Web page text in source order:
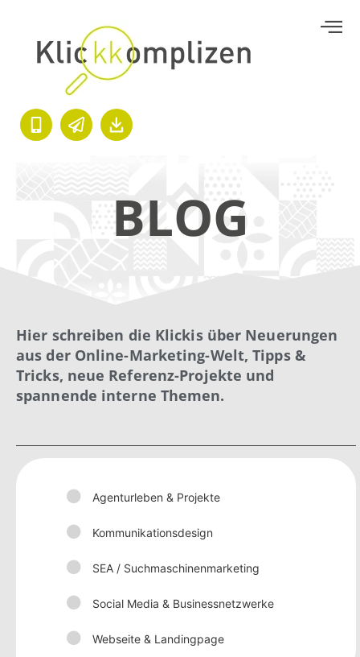
BLOG
Hier schreiben die Klickis über Neuerungen
aus der Online-Marketing-Welt, Tipps &
Tricks, neue Referenz-Projekte und
spannende interne Themen.
Agenturleben & Projekte
Kommunikationsdesign
SEA / Suchmaschinenmarketing
Social Media & Businessnetzwerke
Webseite & Landingpage